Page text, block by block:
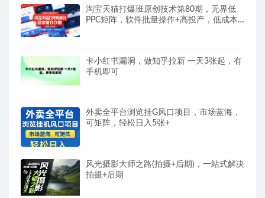
淘宝天猫打爆班原创技术第80期，无界低
PPC矩阵，软件批量操作+高投产，低成本
卡小红书漏洞，做知乎拉新 一天3张起，有
手机即可
外卖全平台浏览挂G风口项目，市场蓝海，
可矩阵，轻松日入5张+
风光摄影大师之路(拍摄+后期)，一站式解决
拍摄+后期